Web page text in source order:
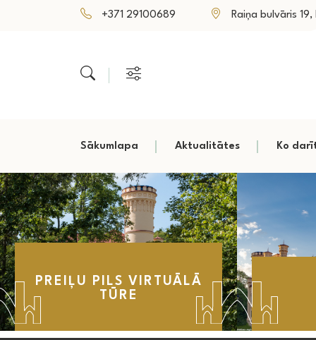
+371 29100689 Raiņa bulvāris 19,
Sākumlapa Aktualitātes Ko
PREIĻU PILS VIRTUĀLĀ
TŪRE